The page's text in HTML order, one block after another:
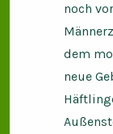
noch
dem
neue